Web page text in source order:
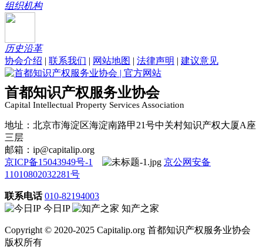
组织机构
历史沿革
协会介绍
联系我们 网站地图 法律声明 建议意见
首都知识产权服务业协会
Capital Intellectual Property Services Association
地址：北京市海淀区海淀南路甲21号中关村知识产权大厦A座
三层
邮箱：ip@capitalip.org
京ICP备15043949号-1
京公网安备
11010802032281号
联系电话 010-82194003
今日IP
知产之家
Copyright © 2020-2025 Capitalip.org 首都知识产权服务业协会
版权所有